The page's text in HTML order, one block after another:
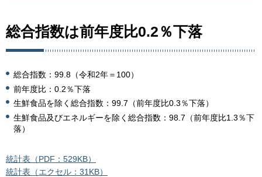
総合指数は前年度比0.2％下落
総合指数：99.8（令和2年＝100）
前年度比：0.2％下落
生鮮食品を除く総合指数：99.7（前年度比0.3％下落）
生鮮食品及びエネルギーを除く総合指数：98.7（前年度比1.3％下
落）
統計表（PDF：529KB）
統計表（エクセル：31KB）